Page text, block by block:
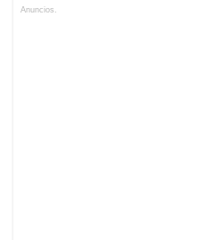
Anuncios.